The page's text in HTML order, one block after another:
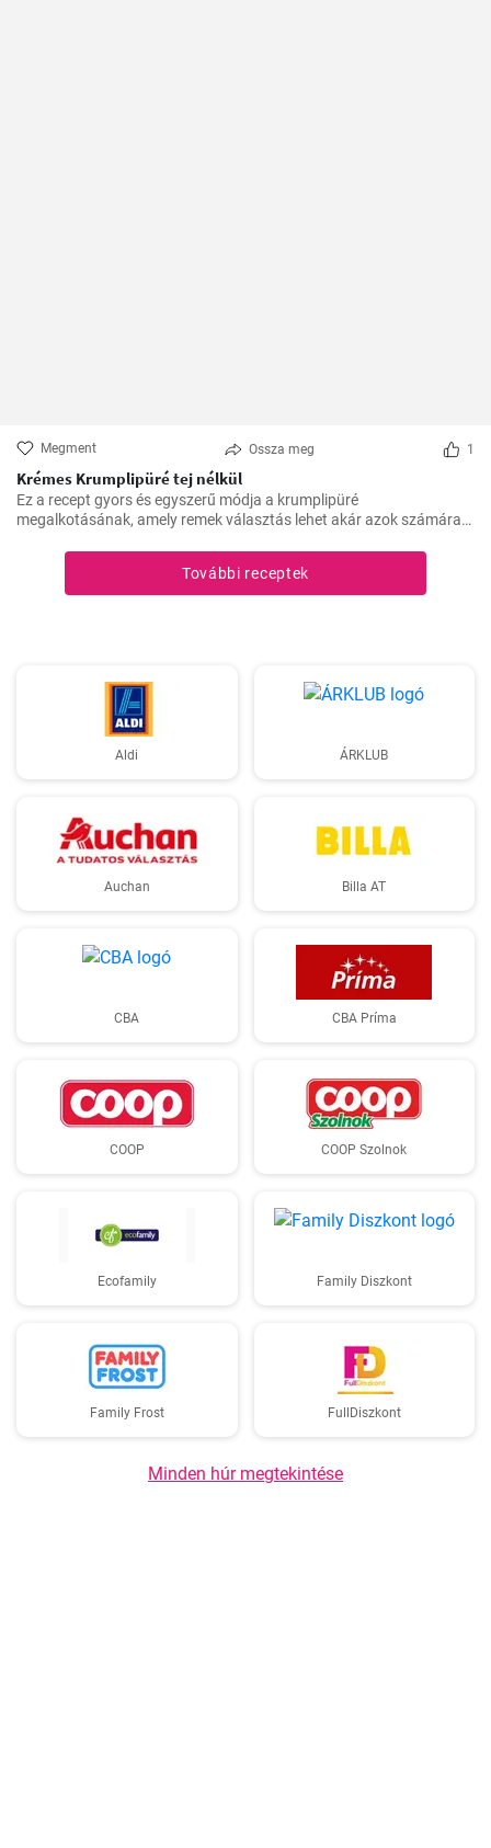
Megment Ossza meg 1
Krémes Krumplipüré tej nélkül
Ez a recept gyors és egyszerű módja a krumplipüré
megalkotásának, amely remek választás lehet akár azok számára
asztalra való felhelyezésre csupán 30 perc alatt kerül sor.
További receptek
Aldi ÁRKLUB
Auchan Billa AT
CBA CBA Príma
COOP COOP Szolnok
Ecofamily Family Diszkont
Family Frost FullDiszkont
Minden húr megtekintése